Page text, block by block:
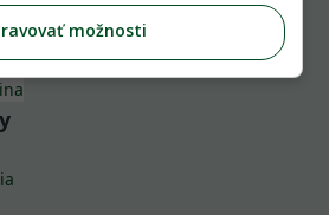
možnosti